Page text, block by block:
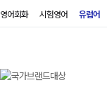
영어회화 시험영어 유럽어